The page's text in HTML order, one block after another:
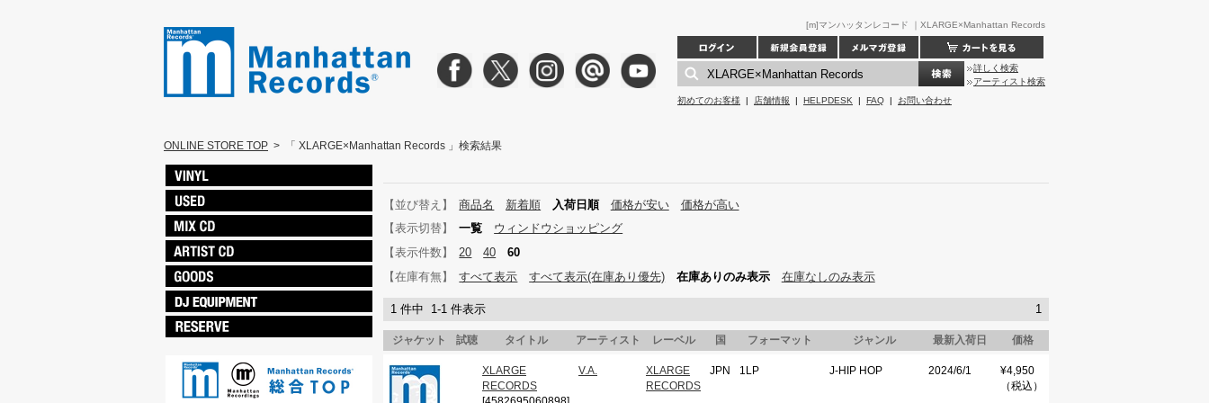
[m]マンハッタンレコード ｜XLARGE×Manhattan Records
詳しく検索
アーティスト検索
初めてのお客様 | 店舗情報 | HELPDESK | FAQ | お問い合わせ
ONLINE STORE TOP > 「 XLARGE×Manhattan Records 」検索結果
【並び替え】 商品名 新着順 入荷日順 価格が安い
価格が高い
【表示切替】
一覧
ウィンドウショッピング
【表示件数】
20 40
60
【在庫有無】
すべて表示 すべて表示(在庫あり優先) 在庫ありのみ表示 在庫なしのみ表示
1 件中 1-1 件表示 1
ジャケット 試聴 タイトル アーティスト レーベル 国 フォーマット ジャンル 最新入荷日 価格
XLARGE
RECORDS
V.A.
XLARGE
RECORDS
JPN 1LP J-HIP HOP 2024/6/1
¥4,950
（税込）